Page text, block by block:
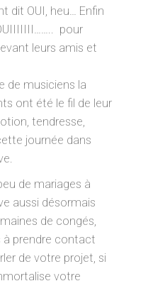
dit OUI, heu… Enfin
pour
leurs amis et
de musiciens la
ont été le fil de leur
tendresse,
journée dans
de mariages à
aussi désormais
de congés,
à prendre contact
de votre projet, si
votre